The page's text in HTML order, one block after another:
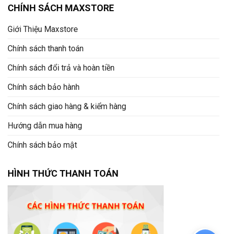
CHÍNH SÁCH MAXSTORE
Giới Thiệu Maxstore
Chính sách thanh toán
Chính sách đổi trả và hoàn tiền
Chính sách bảo hành
Chính sách giao hàng & kiểm hàng
Hướng dẫn mua hàng
Chính sách bảo mật
HÌNH THỨC THANH TOÁN